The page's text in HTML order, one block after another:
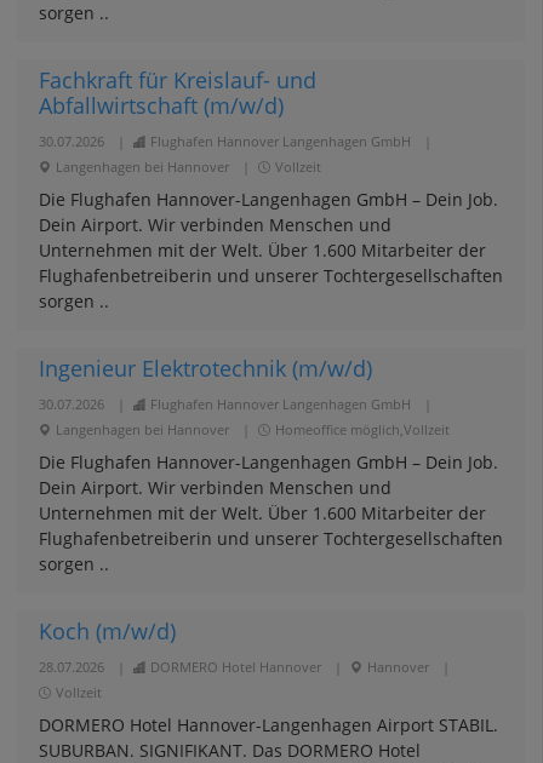
sorgen ..
Fachkraft für Kreislauf- und
Abfallwirtschaft (m/w/d)
30.07.2026 Flughafen Hannover Langenhagen GmbH
Langenhagen bei Hannover
Vollzeit
Die Flughafen Hannover-Langenhagen GmbH – Dein Job.
Dein Airport. Wir verbinden Menschen und
Unternehmen mit der Welt. Über 1.600 Mitarbeiter der
Flughafenbetreiberin und unserer Tochtergesellschaften
sorgen ..
Ingenieur Elektrotechnik (m/w/d)
30.07.2026 Flughafen Hannover Langenhagen GmbH
Langenhagen bei Hannover
Homeoffice möglich,Vollzeit
Die Flughafen Hannover-Langenhagen GmbH – Dein Job.
Dein Airport. Wir verbinden Menschen und
Unternehmen mit der Welt. Über 1.600 Mitarbeiter der
Flughafenbetreiberin und unserer Tochtergesellschaften
sorgen ..
Koch (m/w/d)
28.07.2026 DORMERO Hotel Hannover Hannover
Vollzeit
DORMERO Hotel Hannover-Langenhagen Airport STABIL.
SUBURBAN. SIGNIFIKANT. Das DORMERO Hotel